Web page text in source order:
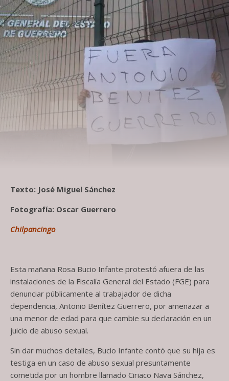
Texto: José Miguel Sánchez
Fotografía: Oscar Guerrero
Chilpancingo
Esta mañana Rosa Bucio Infante protestó afuera de las
instalaciones de la Fiscalía General del Estado (FGE) para
denunciar públicamente al trabajador de dicha
dependencia, Antonio Benítez Guerrero, por amenazar a
una menor de edad para que cambie su declaración en un
juicio de abuso sexual.
Sin dar muchos detalles, Bucio Infante contó que su hija es
testiga en un caso de abuso sexual presuntamente
cometida por un hombre llamado Ciriaco Nava Sánchez,